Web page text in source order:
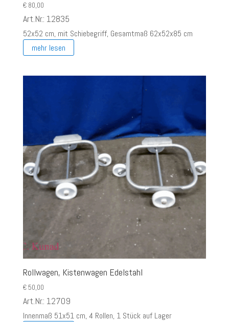
€80,00
Art.Nr.: 12835
52x52 cm, mit Schiebegriff, Gesamtmaß 62x52x85 cm
mehr lesen
Rollwagen, Kistenwagen Edelstahl
€50,00
Art.Nr.: 12709
Innenmaß 51x51 cm, 4 Rollen, 1 Stück auf Lager